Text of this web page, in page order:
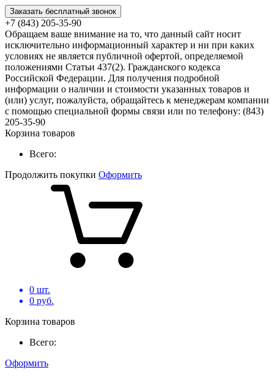
Заказать бесплатный звонок
+7 (843) 205-35-90
Обращаем ваше внимание на то, что данный сайт носит
исключительно информационный характер и ни при каких
условиях не является публичной офертой, определяемой
положениями Статьи 437(2). Гражданского кодекса
Российской Федерации. Для получения подробной
информации о наличии и стоимости указанных товаров и
(или) услуг, пожалуйста, обращайтесь к менеджерам компании
с помощью специальной формы связи или по телефону: (843)
205-35-90
Корзина товаров
Всего:
Продолжить покупки Оформить
0 шт.
0 руб.
Корзина товаров
Всего:
Оформить